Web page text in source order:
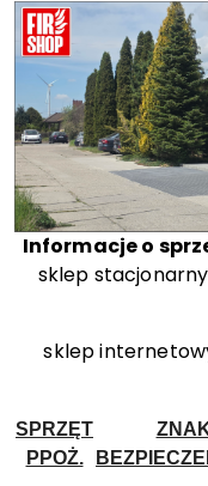
Informacje o
sklep
sklep
SPRZĘT
PPOŻ.